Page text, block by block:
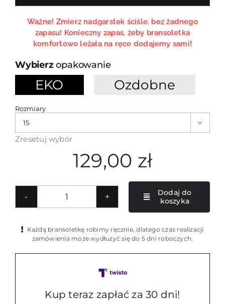
Ważne! Zmierz nadgarstek ściśle, bez żadnego
zapasu! Konieczny zapas, żeby bransoletka
komfortowo leżała na ręce dodajemy sami!
opakowanie
EKO Ozdobne
Rozmiary

Zresetuj wybór
129,00 zł
ilość
męska
camo
Dodaj do
koszyka
Każdą bransoletkę robimy ręcznie, dlatego czas realizacji
zamówienia może wydłużyć się do 5 dni roboczych.
Kup teraz zapłać za 30 dni!